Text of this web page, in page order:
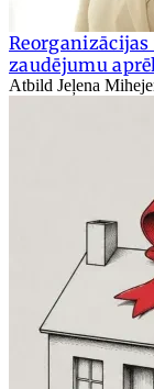
zaudējumu
Atbild Jeļena